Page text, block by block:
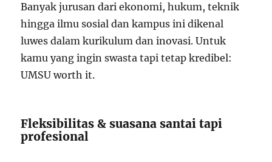
Banyak jurusan dari ekonomi, hukum, teknik
hingga ilmu sosial dan kampus ini dikenal
luwes dalam kurikulum dan inovasi. Untuk
kamu yang ingin swasta tapi tetap kredibel:
UMSU worth it.
Fleksibilitas & suasana santai tapi
profesional